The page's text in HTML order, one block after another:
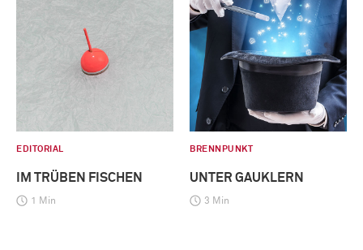
EDITORIAL
IM TRÜBEN FISCHEN
1 Min
BRENNPUNKT
UNTER GAUKLERN
3 Min